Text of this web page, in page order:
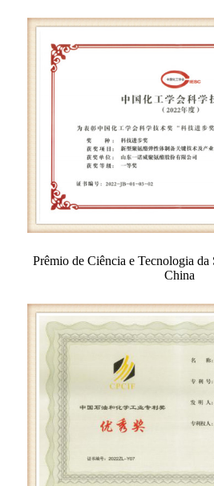
Prêmio de Ciência e Tecnologia da
China